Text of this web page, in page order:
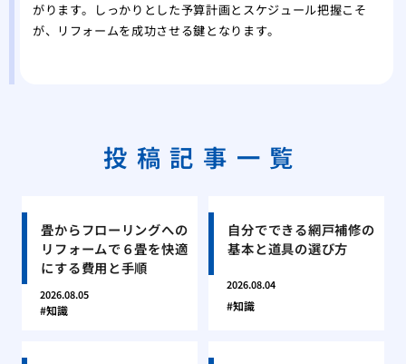
がります。しっかりとした予算計画とスケジュール把握こそ
が、リフォームを成功させる鍵となります。
投稿記事一覧
畳からフローリングへの
リフォームで６畳を快適
にする費用と手順
2026.08.05
知識
自分でできる網戸補修の
基本と道具の選び方
2026.08.04
知識